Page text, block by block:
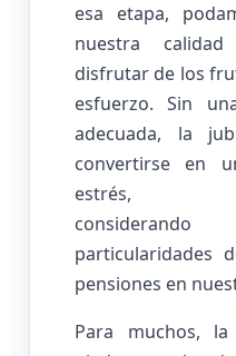
esa etapa,
nuestra
disfrutar de los
esfuerzo. Sin
adecuada, la
convertirse en
estrés,
particularidades
pensiones en
Para muchos, la